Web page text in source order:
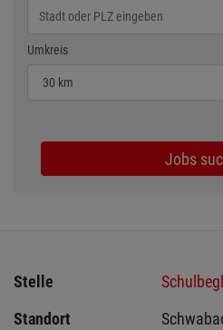
Umkreis
Wählen Sie den Umkreis für
Jobs
Stelle
Standort